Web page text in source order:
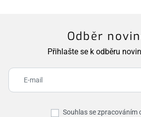
Odběr
Přihlašte se k odběru
Souhlas se zpracováním